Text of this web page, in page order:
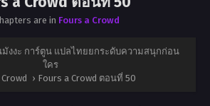
are in Fours a Crowd
มังงะ การ์ตูน แปลไทยยกระดับความสนุกก่อน
ใคร
› Fours a Crowd ตอนที่ 50